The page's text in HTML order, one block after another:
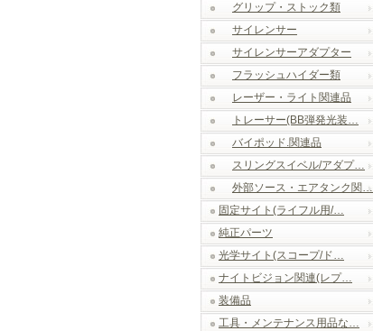
グリップ・ストック類
サイレンサー
サイレンサーアダプター
フラッシュハイダー類
レーザー・ライト関連品
トレーサー(BB弾発光装…
バイポッド.関連品
スリングスイベル/アダプ…
外部ソース・エアタンク関…
固定サイト(ライフル用/…
純正パーツ
光学サイト(スコープ/ド…
ナイトビジョン関連(レプ…
装備品
工具・メンテナンス用品な…